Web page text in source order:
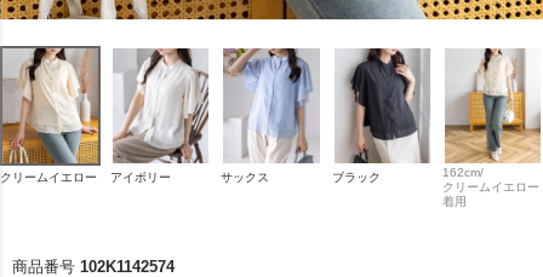
クリームイエロー アイボリー サックス ブラック
162cm/
クリームイエロー
着用
商品番号 102K1142574